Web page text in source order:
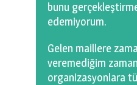
bunu
edemiyorum.
Gelen maillere
veremediğim
organizasyonlara